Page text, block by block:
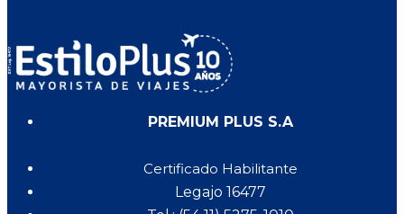
PREMIUM PLUS S.A
Certificado Habilitante
Legajo 16477